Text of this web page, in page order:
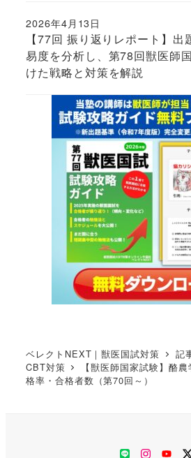
【77回 振り返りレポート】
易度を分析し、第78回獣医師
けた戦略と対策を解説
投稿日
2026年4月13日
ベレクトNEXT｜獣医国試対策 記
CBT対策
【獣医師国家試験】酪
格率・合格者数（第70回～）
LINE